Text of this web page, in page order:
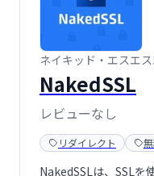
ネイキッド・エスエ
NakedSSL
レビューなし
リダイレクト
NakedSSLは、SSLを